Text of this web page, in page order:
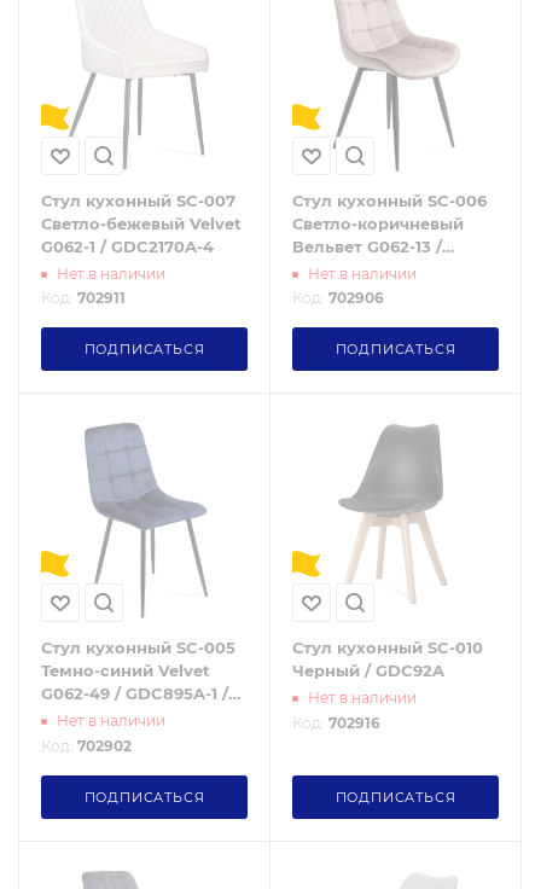
Стул кухонный SC-007
Светло-бежевый Velvet
G062-1 / GDC2170A-4
Нет в наличии
Код: 702911
ПОДПИСАТЬСЯ
Стул кухонный SC-006
Светло-коричневый
Вельвет G062-13 /
GDC8060A-1 /уп 4/
Нет в наличии
Код: 702906
ПОДПИСАТЬСЯ
Стул кухонный SC-005
Темно-синий Velvet
G062-49 / GDC895A-1 /
уп 4/
Нет в наличии
Код: 702902
ПОДПИСАТЬСЯ
Стул кухонный SC-010
Черный / GDC92A
Нет в наличии
Код: 702916
ПОДПИСАТЬСЯ